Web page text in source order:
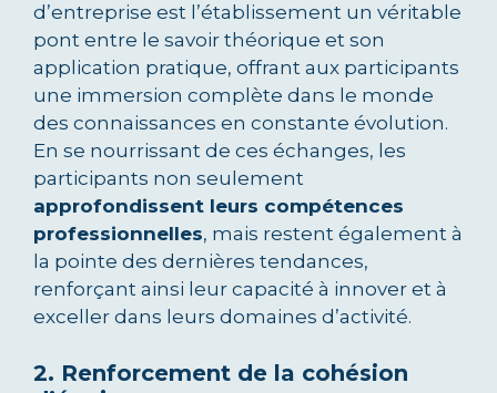
d’entreprise est l’établissement un véritable
pont entre le savoir théorique et son
application pratique, offrant aux participants
une immersion complète dans le monde
des connaissances en constante évolution.
En se nourrissant de ces échanges, les
participants non seulement
approfondissent leurs compétences
professionnelles, mais restent également à
la pointe des dernières tendances,
renforçant ainsi leur capacité à innover et à
exceller dans leurs domaines d’activité.
2. Renforcement de la cohésion